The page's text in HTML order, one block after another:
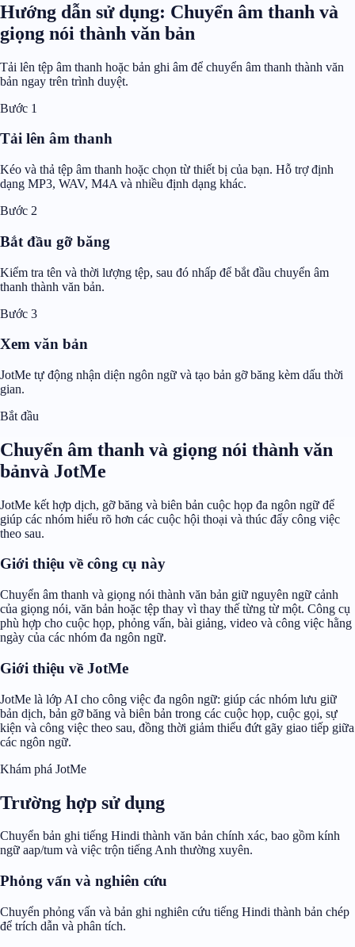
Hướng dẫn sử dụng: Chuyển âm thanh và
giọng nói thành văn bản
Tải lên tệp âm thanh hoặc bản ghi âm để chuyển âm thanh thành văn
bản ngay trên trình duyệt.
Bước 1
Tải lên âm thanh
Kéo và thả tệp âm thanh hoặc chọn từ thiết bị của bạn. Hỗ trợ định
dạng MP3, WAV, M4A và nhiều định dạng khác.
Bước 2
Bắt đầu gỡ băng
Kiểm tra tên và thời lượng tệp, sau đó nhấp để bắt đầu chuyển âm
thanh thành văn bản.
Bước 3
Xem văn bản
JotMe tự động nhận diện ngôn ngữ và tạo bản gỡ băng kèm dấu thời
gian.
Bắt đầu
Chuyển âm thanh và giọng nói thành văn
bảnvà JotMe
JotMe kết hợp dịch, gỡ băng và biên bản cuộc họp đa ngôn ngữ để
giúp các nhóm hiểu rõ hơn các cuộc hội thoại và thúc đẩy công việc
theo sau.
Giới thiệu về công cụ này
Chuyển âm thanh và giọng nói thành văn bản giữ nguyên ngữ cảnh
của giọng nói, văn bản hoặc tệp thay vì thay thế từng từ một. Công cụ
phù hợp cho cuộc họp, phỏng vấn, bài giảng, video và công việc hằng
ngày của các nhóm đa ngôn ngữ.
Giới thiệu về JotMe
JotMe là lớp AI cho công việc đa ngôn ngữ: giúp các nhóm lưu giữ
bản dịch, bản gỡ băng và biên bản trong các cuộc họp, cuộc gọi, sự
kiện và công việc theo sau, đồng thời giảm thiểu đứt gãy giao tiếp giữa
các ngôn ngữ.
Khám phá JotMe
Trường hợp sử dụng
Chuyển bản ghi tiếng Hindi thành văn bản chính xác, bao gồm kính
ngữ aap/tum và việc trộn tiếng Anh thường xuyên.
Phỏng vấn và nghiên cứu
Chuyển phỏng vấn và bản ghi nghiên cứu tiếng Hindi thành bản chép
để trích dẫn và phân tích.